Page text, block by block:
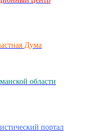
Дума
области
портал